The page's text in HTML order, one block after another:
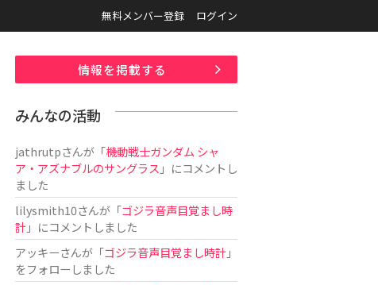
無料メンバー登録 ログイン
情報を掲載する
みんなの活動
jathrutpさんが「機動戦士ガンダム シャ
ア・アズナブルのサングラス 」にコメントし
ました
lilysmith10さんが「ゴジラ音声目覚まし時
計」にコメントしました
アッキーさんが「ゴジラ音声目覚まし時計」
をフォローしました